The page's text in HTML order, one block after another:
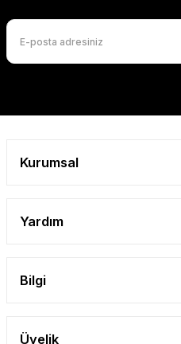
Ürün fiyatı diğer sitelerden
Bu ürüne benzer farklı
Kurumsal
Yardım
Bilgi
Üyelik